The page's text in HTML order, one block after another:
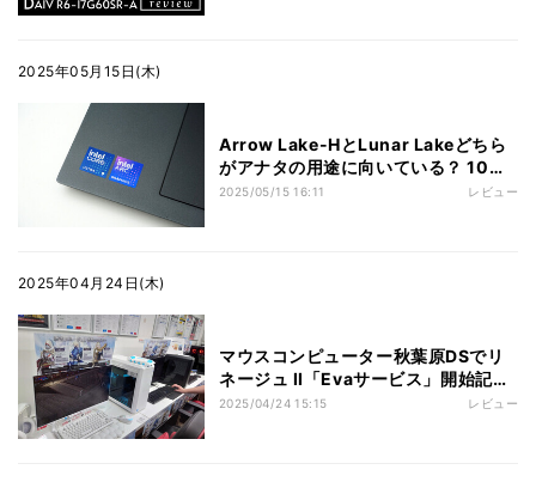
2025年05月15日(木)
Arrow Lake-HとLunar Lakeどちら
がアナタの用途に向いている？ 10種
類のテストで性能を比較してみた
2025/05/15 16:11 レビュー
2025年04月24日(木)
マウスコンピューター秋葉原DSでリ
ネージュ II「Evaサービス」開始記念
イベントを楽しんできた
2025/04/24 15:15 レビュー